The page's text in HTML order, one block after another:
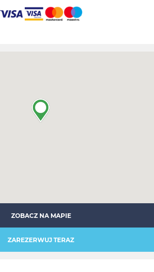
ZOBACZ NA MAPIE
ZAREZERWUJ TERAZ